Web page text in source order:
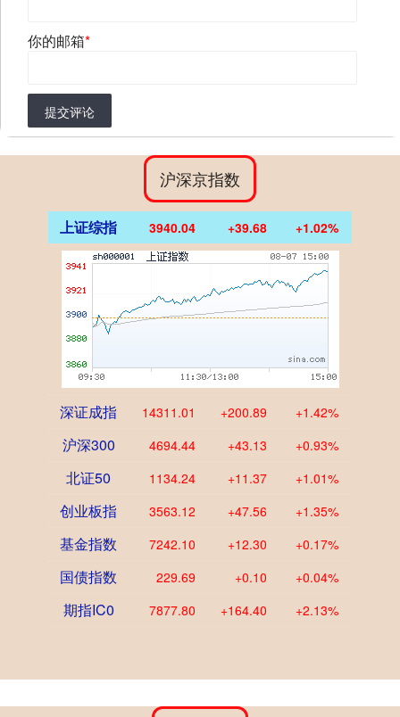
你的邮箱*
提交评论
沪深京指数
上证综指 3940.04 +39.68 +1.02%
深证成指 14311.01 +200.89 +1.42%
沪深300 4694.44 +43.13 +0.93%
北证50 1134.24 +11.37 +1.01%
创业板指 3563.12 +47.56 +1.35%
基金指数 7242.10 +12.30 +0.17%
国债指数 229.69 +0.10 +0.04%
期指IC0 7877.80 +164.40 +2.13%